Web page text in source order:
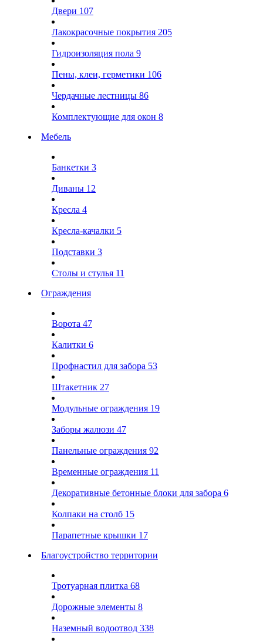
Двери 107
Лакокрасочные покрытия 205
Гидроизоляция пола 9
Пены, клеи, герметики 106
Чердачные лестницы 86
Комплектующие для окон 8
Мебель
Банкетки 3
Диваны 12
Кресла 4
Кресла-качалки 5
Подставки 3
Столы и стулья 11
Ограждения
Ворота 47
Калитки 6
Профнастил для забора 53
Штакетник 27
Модульные ограждения 19
Заборы жалюзи 47
Панельные ограждения 92
Временные ограждения 11
Декоративные бетонные блоки для забора 6
Колпаки на столб 15
Парапетные крышки 17
Благоустройство территории
Тротуарная плитка 68
Дорожные элементы 8
Наземный водоотвод 338